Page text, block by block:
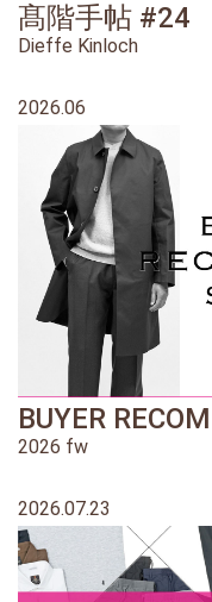
髙階手帖 #24
Dieffe Kinloch
2026.06
BUYER
2026 fw
2026.07.23